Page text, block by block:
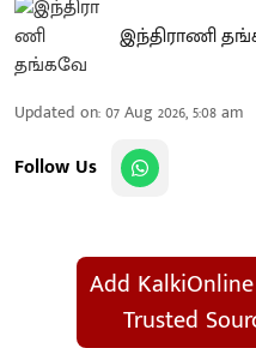
இந்திராணி
Updated on:07 Aug 2026, 5:08 am
Follow Us
Add
Trusted